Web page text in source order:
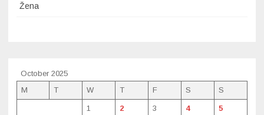
Žena
October 2025
M
T W T F S S
1 2 3 4 5